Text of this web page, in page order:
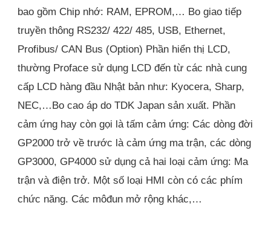
bao gồm Chip nhớ: RAM, EPROM,… Bo giao tiếp
truyền thông RS232/ 422/ 485, USB, Ethernet,
Profibus/ CAN Bus (Option) Phần hiển thị LCD,
thường Proface sử dụng LCD đến từ các nhà cung
cấp LCD hàng đầu Nhật bản như: Kyocera, Sharp,
NEC,…Bo cao áp do TDK Japan sản xuất. Phần
cảm ứng hay còn gọi là tấm cảm ứng: Các dòng đời
GP2000 trở về trước là cảm ứng ma trận, các dòng
GP3000, GP4000 sử dụng cả hai loại cảm ứng: Ma
trận và điện trở. Một số loại HMI còn có các phím
chức năng. Các môđun mở rộng khác,…